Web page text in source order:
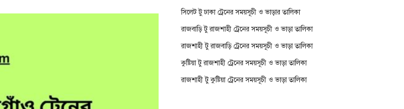
সিলেট টু ঢাকা ট্রেনের সময়সূচী ও ভাড়ার তালিকা
রাজবাড়ি টু রাজশাহী ট্রেনের সময়সূচী ও ভাড়া তালিকা
রাজশাহী টু রাজবাড়ি ট্রেনের সময়সূচী ও ভাড়া তালিকা
কুষ্টিয়া টু রাজশাহী ট্রেনের সময়সূচী ও ভাড়া তালিকা
রাজশাহী টু কুষ্টিয়া ট্রেনের সময়সূচী ও ভাড়া তালিকা